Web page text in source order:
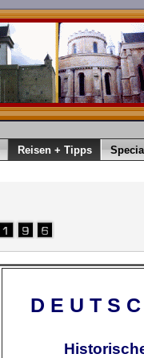
Reisen + Tipps
D E U T S